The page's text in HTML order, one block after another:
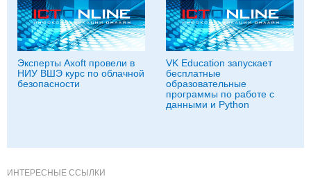
Эксперты Axoft провели в
НИУ ВШЭ курс по облачной
безопасности
VK Education запускает
бесплатные
образовательные
программы по работе с
данными и Python
ИНТЕРЕСНЫЕ ССЫЛКИ